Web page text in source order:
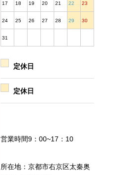
17 18 19 20 21 22 23
24 25 26 27 28 29 30
31
定休日
定休日
営業時間9：00~17：10
所在地：京都市右京区太秦奥